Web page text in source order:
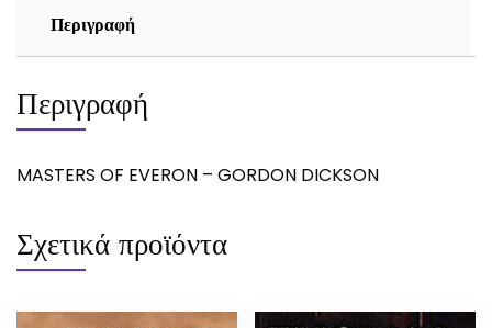
Περιγραφή
Περιγραφή
MASTERS OF EVERON – GORDON DICKSON
Σχετικά προϊόντα